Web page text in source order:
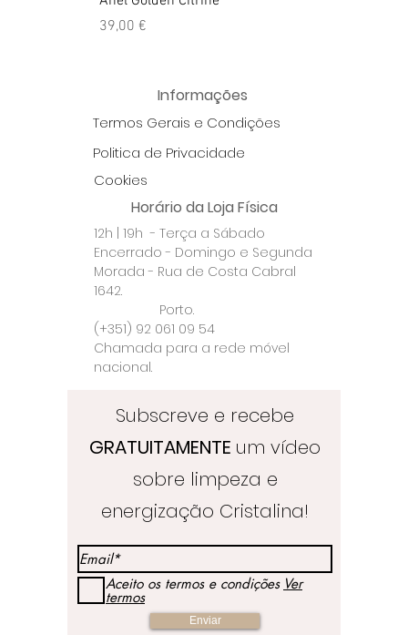
Preço
39,00 €
Informações
Termos Gerais e Condições
Politica de Privacidade
Cookies
Horário da Loja Física
12h | 19h - Terça a Sábado
Encerrado - Domingo e Segunda
Morada - Rua de Costa Cabral
1642.
Porto.
(+351) 92 061 09 54
Chamada para a rede móvel
nacional.
Subscreve e recebe
GRATUITAMENTE um vídeo
sobre limpeza e
energização Cristalina!
Aceito os termos e condições Ver
termos
Enviar